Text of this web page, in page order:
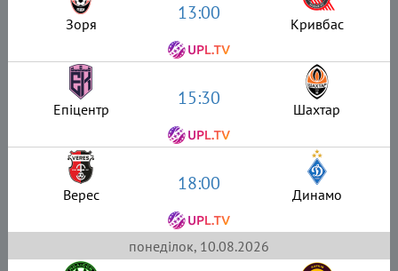
Зоря 13:00 Кривбас
Епіцентр 15:30 Шахтар
Верес 18:00 Динамо
понеділок, 10.08.2026